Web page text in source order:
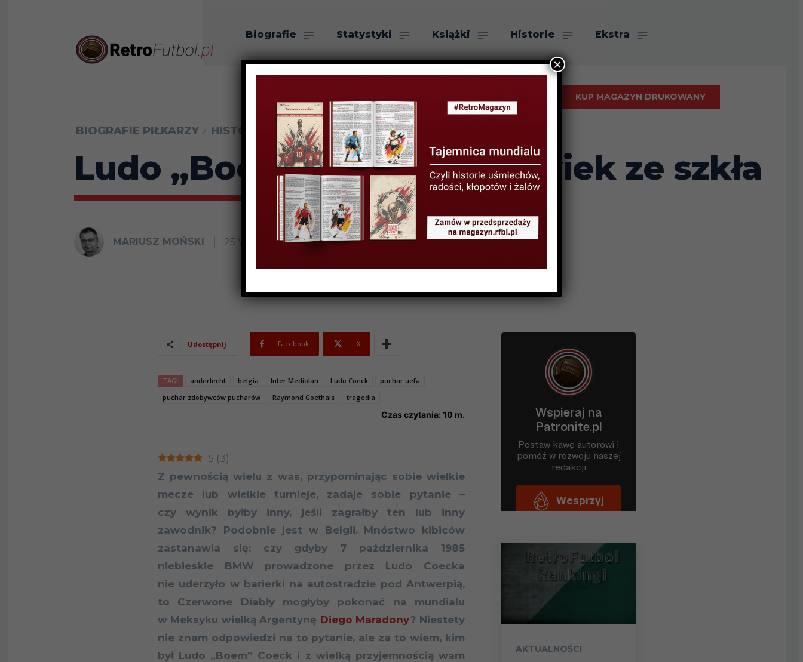
Biografie Statystyki Książki Historie Ekstra
O nas
KUP MAGAZYN DRUKOWANY
BIOGRAFIE PIŁKARZY HISTORIA LIG I KLUBÓW
Ludo „Boem” Coeck – człowiek ze szkła
MARIUSZ MOŃSKI 25 WRZEŚNIA 2022
Udostępnij Facebook X
TAGI anderlecht belgia Inter Mediolan Ludo Coeck
puchar uefa
puchar zdobywców pucharów
Raymond Goethals tragedia
Czas czytania: 10 m.
5 (3)
Z pewnością wielu z was, przypominając sobie wielkie
mecze lub wielkie turnieje, zadaje sobie pytanie –
czy wynik byłby inny, jeśli zagrałby ten lub inny
zawodnik? Podobnie jest w Belgii. Mnóstwo kibiców
zastanawia się: czy gdyby 7 października 1985
niebieskie BMW prowadzone przez Ludo Coecka
nie uderzyło w barierki na autostradzie pod Antwerpią,
to Czerwone Diabły mogłyby pokonać na mundialu
w Meksyku wielką Argentynę Diego Maradony? Niestety
nie znam odpowiedzi na to pytanie, ale za to wiem, kim
był Ludo „Boem” Coeck i z wielką przyjemnością wam
AKTUALNOŚCI
×